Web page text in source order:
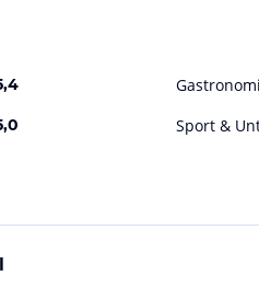
die
Sport &